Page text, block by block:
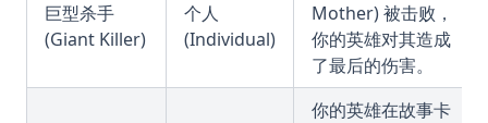
巨型杀手
(Giant Killer)
个人
(Individual)
Mother) 被击败，
你的英雄对其造成
了最后的伤害。
你的英雄在故事卡